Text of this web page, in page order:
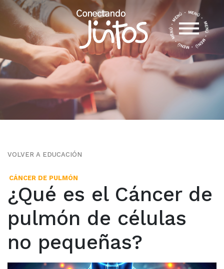
VOLVER A EDUCACIÓN
CÁNCER DE PULMÓN
¿Qué es el Cáncer de
pulmón de células
no pequeñas?